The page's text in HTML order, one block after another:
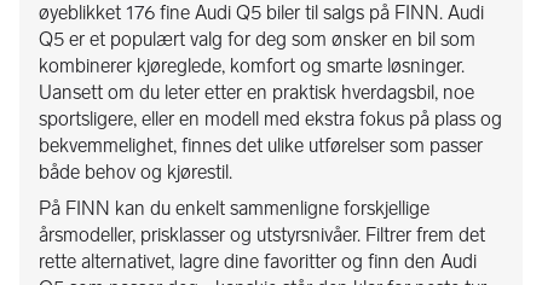
øyeblikket 176 fine Audi Q5 biler til salgs på FINN. Audi
Q5 er et populært valg for deg som ønsker en bil som
kombinerer kjøreglede, komfort og smarte løsninger.
Uansett om du leter etter en praktisk hverdagsbil, noe
sportsligere, eller en modell med ekstra fokus på plass og
bekvemmelighet, finnes det ulike utførelser som passer
både behov og kjørestil.
På FINN kan du enkelt sammenligne forskjellige
årsmodeller, prisklasser og utstyrsnivåer. Filtrer frem det
rette alternativet, lagre dine favoritter og finn den Audi